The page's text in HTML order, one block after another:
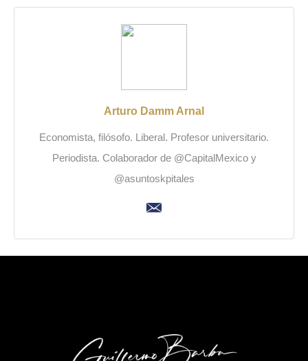
Arturo Damm Arnal
Economista, filósofo. Liberal. Profesor universitario.
Periodista. Colaborador de @CapitalMexico y
@asuntoskpitales